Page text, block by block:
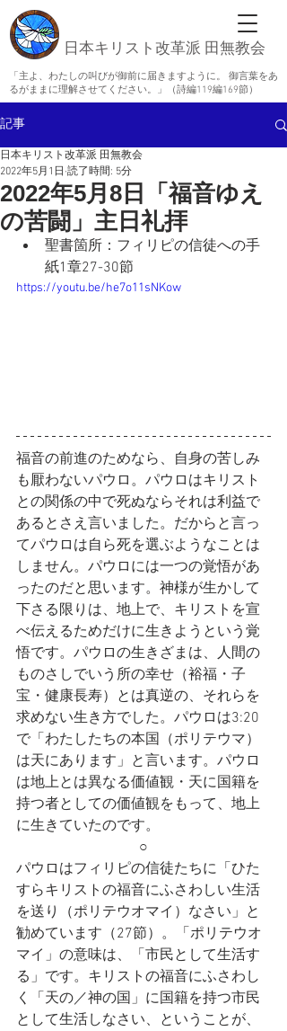
日本キリスト改革派 田無教会
「主よ、わたしの叫びが御前に届きますように。 御言葉をあ
るがままに理解させてください。」（詩編119編169節）
記事
2022年5月8日「福音ゆえ
の苦闘」主日礼拝
日本キリスト改革派 田無教会
2022年5月1日 読了時間: 5分
聖書箇所：フィリピの信徒への手
紙1章27-30節
https://youtu.be/he7o11sNKow
福音の前進のためなら、自身の苦しみ
も厭わないパウロ。パウロはキリスト
との関係の中で死ぬならそれは利益で
あるとさえ言いました。だからと言っ
てパウロは自ら死を選ぶようなことは
しません。パウロには一つの覚悟があ
ったのだと思います。神様が生かして
下さる限りは、地上で、キリストを宣
べ伝えるためだけに生きようという覚
悟です。パウロの生きざまは、人間の
ものさしでいう所の幸せ（裕福・子
宝・健康長寿）とは真逆の、それらを
求めない生き方でした。パウロは3:20
で「わたしたちの本国（ポリテウマ）
は天にあります」と言います。パウロ
は地上とは異なる価値観・天に国籍を
持つ者としての価値観をもって、地上
に生きていたのです。
○
パウロはフィリピの信徒たちに「ひた
すらキリストの福音にふさわしい生活
を送り（ポリテウオマイ）なさい」と
勧めています（27節）。「ポリテウオ
マイ」の意味は、「市民として生活す
る」です。キリストの福音にふさわし
く「天の／神の国」に国籍を持つ市民
として生活しなさい、ということが、